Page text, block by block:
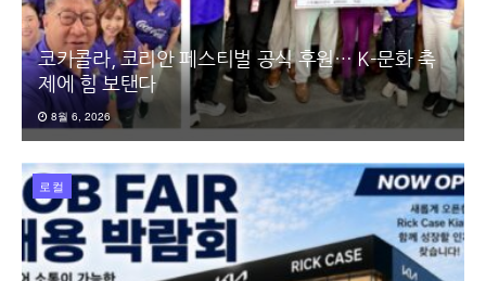
코카콜라, 코리안 페스티벌 공식 후원… K-문화 축
제에 힘 보탠다
8월 6, 2026
로컬